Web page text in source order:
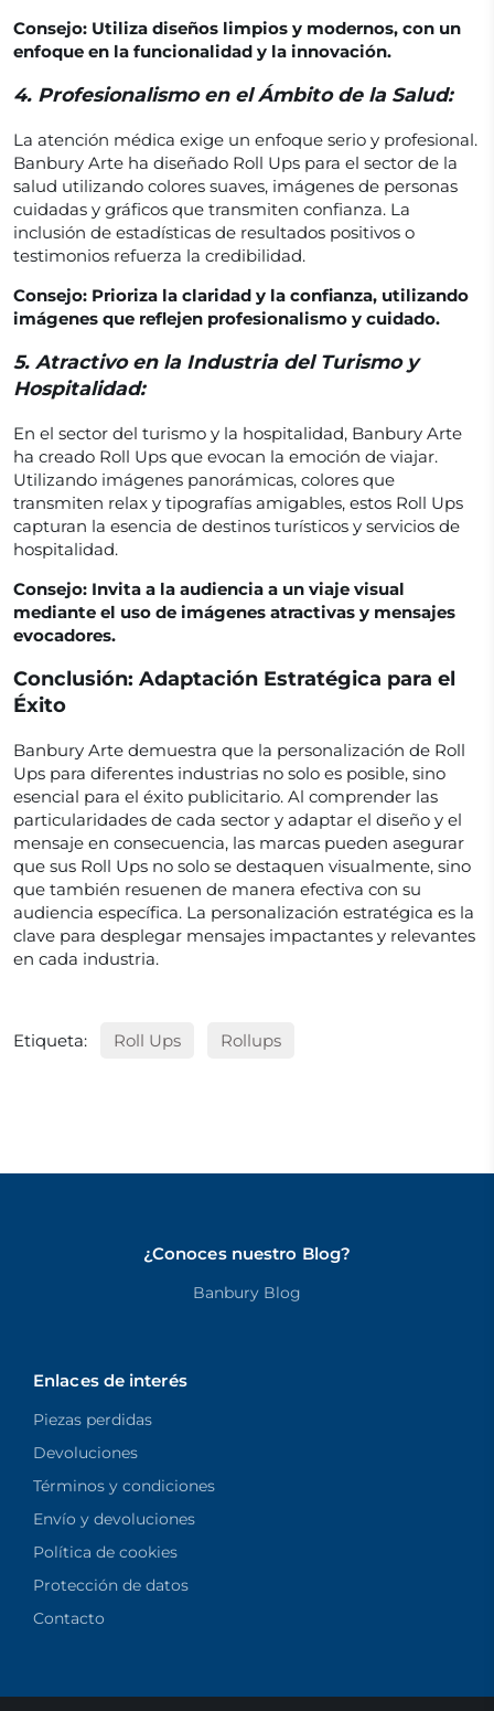
Consejo: Utiliza diseños limpios y modernos, con un
enfoque en la funcionalidad y la innovación.
4. Profesionalismo en el Ámbito de la Salud:
La atención médica exige un enfoque serio y profesional.
Banbury Arte ha diseñado Roll Ups para el sector de la
salud utilizando colores suaves, imágenes de personas
cuidadas y gráficos que transmiten confianza. La
inclusión de estadísticas de resultados positivos o
testimonios refuerza la credibilidad.
Consejo: Prioriza la claridad y la confianza, utilizando
imágenes que reflejen profesionalismo y cuidado.
5. Atractivo en la Industria del Turismo y
Hospitalidad:
En el sector del turismo y la hospitalidad, Banbury Arte
ha creado Roll Ups que evocan la emoción de viajar.
Utilizando imágenes panorámicas, colores que
transmiten relax y tipografías amigables, estos Roll Ups
capturan la esencia de destinos turísticos y servicios de
hospitalidad.
Consejo: Invita a la audiencia a un viaje visual
mediante el uso de imágenes atractivas y mensajes
evocadores.
Conclusión: Adaptación Estratégica para el
Éxito
Banbury Arte demuestra que la personalización de Roll
Ups para diferentes industrias no solo es posible, sino
esencial para el éxito publicitario. Al comprender las
particularidades de cada sector y adaptar el diseño y el
mensaje en consecuencia, las marcas pueden asegurar
que sus Roll Ups no solo se destaquen visualmente, sino
que también resuenen de manera efectiva con su
audiencia específica. La personalización estratégica es la
clave para desplegar mensajes impactantes y relevantes
en cada industria.
Etiqueta: Roll Ups Rollups
¿Conoces nuestro Blog?
Banbury Blog
Enlaces de interés
Piezas perdidas
Devoluciones
Términos y condiciones
Envío y devoluciones
Política de cookies
Protección de datos
Contacto